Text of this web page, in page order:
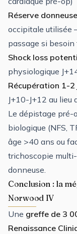
Réserve
occipitale utilisée
passage si besoin
Shock loss
physiologique
Récupération 1-
J+10-J+12 au lieu
Le dépistage pré-
biologique (NFS,
âge >40 ans ou
trichoscopie
donneuse.
Conclusion : la
Norwood IV
Une greffe de 3
Renaissance